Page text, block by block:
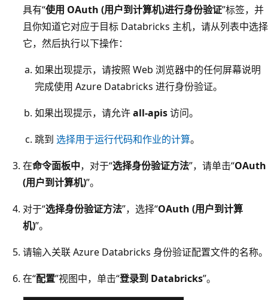
具有“使用 OAuth (用户到计算机)进行身份验证”标签，并
且你知道它对应于目标 Databricks 主机，请从列表中选择
它，然后执行以下操作：
如果出现提示，请按照 Web 浏览器中的任何屏幕说明
完成使用 Azure Databricks 进行身份验证。
如果出现提示，请允许all-apis访问。
跳到 选择用于运行代码和作业的计算。
在命令面板中，对于“选择身份验证方法”，请单击“OAuth
(用户到计算机)”。
对于“选择身份验证方法”，选择“OAuth (用户到计算
机)”。
请输入关联 Azure Databricks 身份验证配置文件的名称。
在“配置”视图中，单击“登录到 Databricks”。